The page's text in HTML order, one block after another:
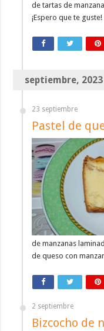
de tartas de
¡Espero que te guste!
septiembre, 2023
23 septiembre
Pastel de
de manzanas
de queso con
2 septiembre
Bizcocho de